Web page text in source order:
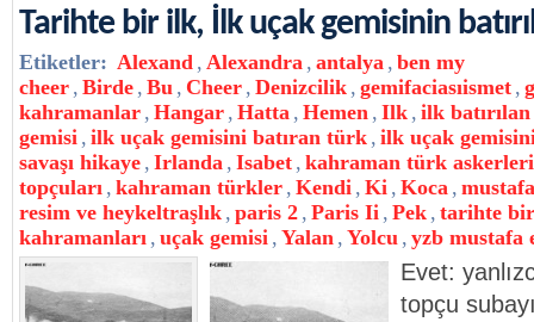
Tarihte bir ilk, İlk uçak gemisinin
Etiketler: Alexand , Alexandra , antalya , ben my
cheer , Birde , Bu , Cheer , Denizcilik , gemifaciasıismet ,
kahramanlar , Hangar , Hatta , Hemen , Ilk , ilk
gemisi , ilk uçak gemisini batıran türk , ilk uçak
savaşı hikaye , Irlanda , Isabet , kahraman türk askerleri
topçuları , kahraman türkler , Kendi , Ki , Koca ,
resim ve heykeltraşlık , paris 2 , Paris Ii , Pek , tarihte
kahramanları , uçak gemisi , Yalan , Yolcu , yzb mustafa
Evet:
topçu